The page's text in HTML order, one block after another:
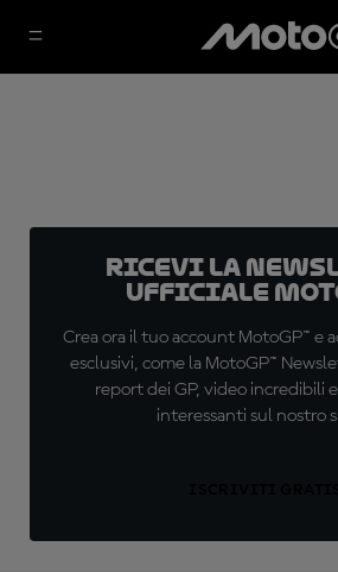
Ricevi la
ufficiale
Crea ora il tuo account MotoGP™ e
esclusivi, come la MotoGP™
report dei GP, video incredibili
interessanti sul nostro